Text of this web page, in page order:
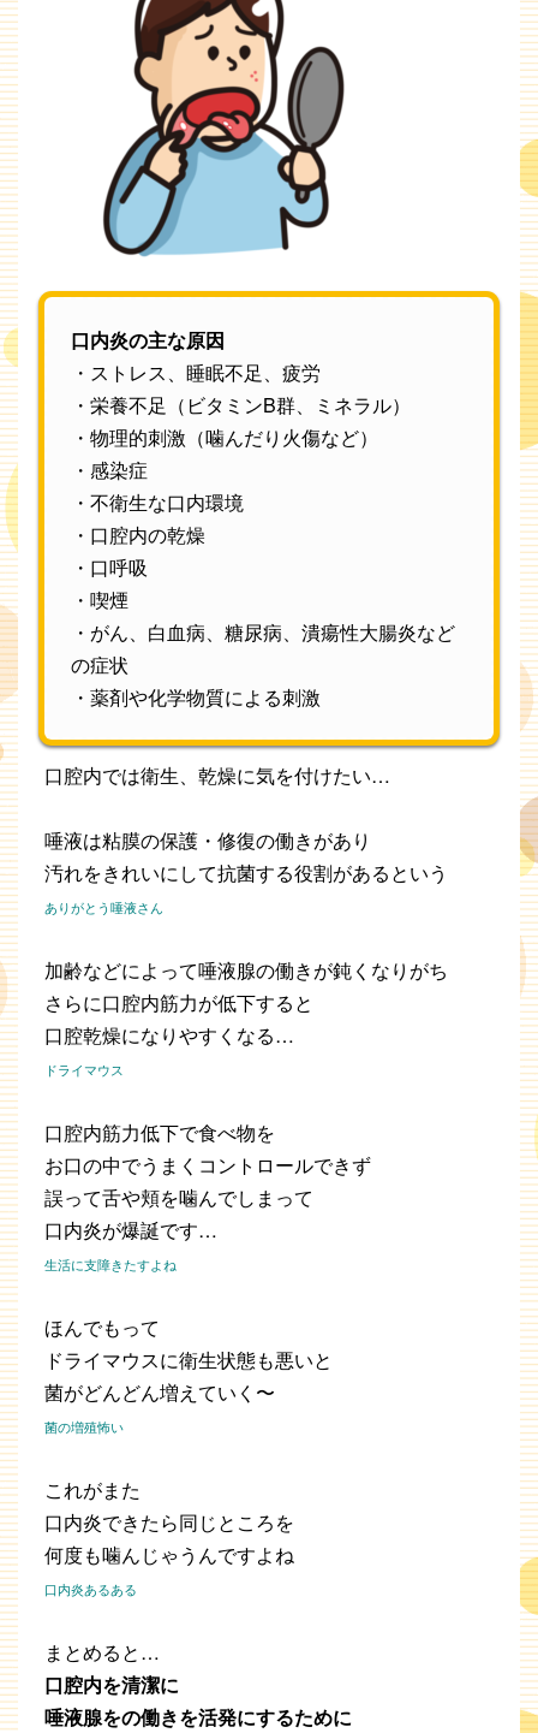
口内炎の主な原因
・ストレス、睡眠不足、疲労
・栄養不足（ビタミンB群、ミネラル）
・物理的刺激（噛んだり火傷など）
・感染症
・不衛生な口内環境
・口腔内の乾燥
・口呼吸
・喫煙
・がん、白血病、糖尿病、潰瘍性大腸炎など
の症状
・薬剤や化学物質による刺激
口腔内では衛生、乾燥に気を付けたい…
唾液は粘膜の保護・修復の働きがあり
汚れをきれいにして抗菌する役割があるという
ありがとう唾液さん
加齢などによって唾液腺の働きが鈍くなりがち
さらに口腔内筋力が低下すると
口腔乾燥になりやすくなる…
ドライマウス
口腔内筋力低下で食べ物を
お口の中でうまくコントロールできず
誤って舌や頬を噛んでしまって
口内炎が爆誕です…
生活に支障きたすよね
ほんでもって
ドライマウスに衛生状態も悪いと
菌がどんどん増えていく〜
菌の増殖怖い
これがまた
口内炎できたら同じところを
何度も噛んじゃうんですよね
口内炎あるある
まとめると…
口腔内を清潔に
唾液腺をの働きを活発にするために